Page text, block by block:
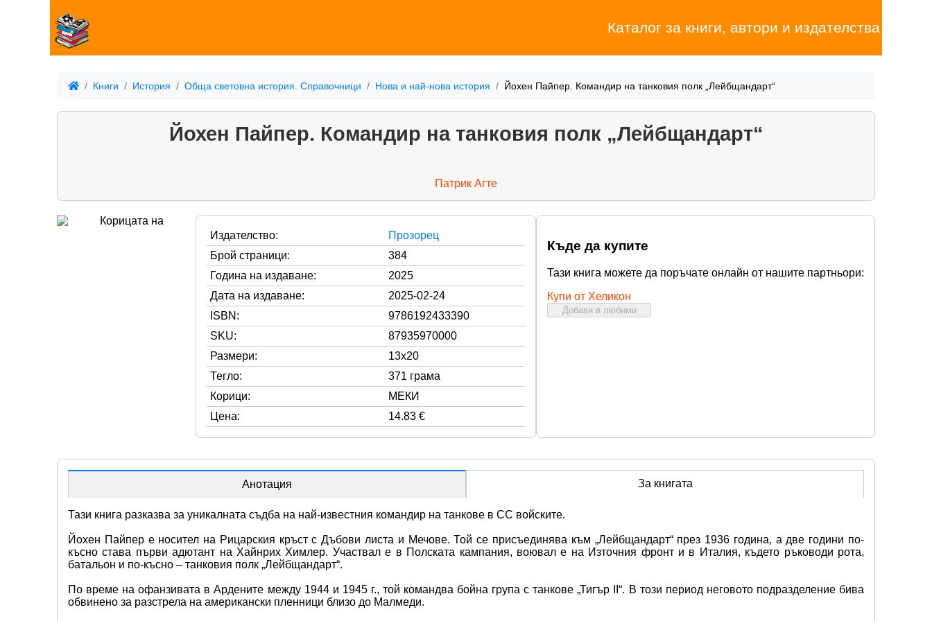
Каталог за книги, автори и издателства
Книги История Обща световна история. Справочници Нова и най-нова история Йохен Пайпер. Командир на танковия полк „Лейбщандарт“
Йохен Пайпер. Командир на танковия полк „Лейбщандарт“
Патрик Агте
Издателство:
Прозорец
Брой страници:
384
Година на издаване:
2025
Дата на издаване:
2025-02-24
ISBN:
9786192433390
SKU:
87935970000
Размери:
13x20
Тегло:
371 грама
Корици:
МЕКИ
Цена:
14.83 €
Къде да купите
Тази книга можете да поръчате онлайн от нашите партньори:
Купи от Хеликон
Добави в любими
Анотация За книгата
Тази книга разказва за уникалната съдба на най-известния командир на танкове в СС войските.
Йохен Пайпер е носител на Рицарския кръст с Дъбови листа и Мечове. Той се присъединява към „Лейбщандарт“ през 1936 година, а две години по-
късно става първи адютант на Хайнрих Химлер. Участвал е в Полската кампания, воювал е на Източния фронт и в Италия, където ръководи рота,
батальон и по-късно – танковия полк „Лейбщандарт“.
По време на офанзивата в Ардените между 1944 и 1945 г., той командва бойна група с танкове „Тигър II“. В този период неговото подразделение бива
обвинено за разстрела на американски пленници близо до Малмеди.